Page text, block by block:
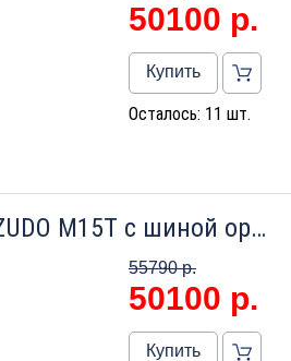
50100 р.
Купить
Осталось: 11 шт.
Котел настенный газовый GB MIZUDO M15Т c шиной opentherm
55790 р.
50100 р.
Купить